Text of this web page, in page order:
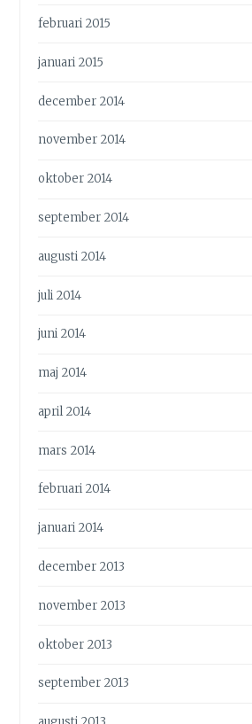
februari 2015
januari 2015
december 2014
november 2014
oktober 2014
september 2014
augusti 2014
juli 2014
juni 2014
maj 2014
april 2014
mars 2014
februari 2014
januari 2014
december 2013
november 2013
oktober 2013
september 2013